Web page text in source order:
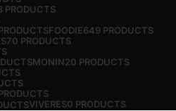
PRODUCTS
FOODIE649 PRODUCTS
70 PRODUCTS
MONIN20 PRODUCTS
VIVERES0 PRODUCTS